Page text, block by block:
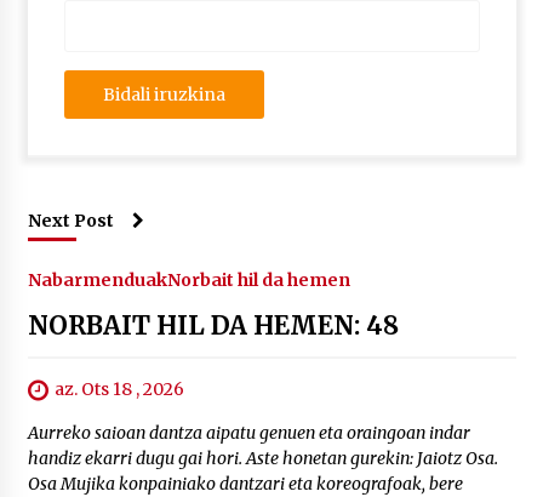
Next Post
NabarmenduakNorbait hil da hemen
NORBAIT HIL DA HEMEN: 48
az. Ots 18 , 2026
Aurreko saioan dantza aipatu genuen eta oraingoan indar
handiz ekarri dugu gai hori. Aste honetan gurekin: Jaiotz Osa.
Osa Mujika konpainiako dantzari eta koreografoak, bere